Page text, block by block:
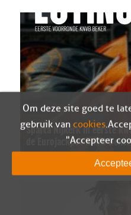
Sparta Nijkerk in eerste
de Eurojackpot KNVB
07-08-2026
Om deze site goed te
gebruik van cookies.
"Accepteer